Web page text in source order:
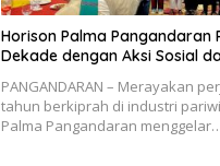
Horison Palma Pangandaran
Dekade dengan Aksi Sosial
PANGANDARAN – Merayakan
tahun berkiprah di industri
Palma Pangandaran